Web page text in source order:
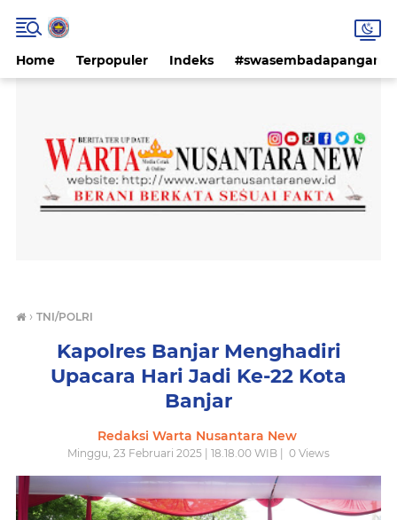
Home Terpopuler Indeks #swasembadapangan
› TNI/POLRI
Kapolres Banjar Menghadiri
Upacara Hari Jadi Ke-22 Kota
Banjar
Redaksi Warta Nusantara New
Minggu, 23 Februari 2025 | 18.18.00 WIB | 0 Views